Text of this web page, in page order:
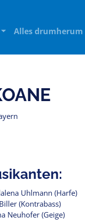
Alles drumherum
Uhlmann (Harfe)
(Kontrabass)
Neuhofer (Geige)